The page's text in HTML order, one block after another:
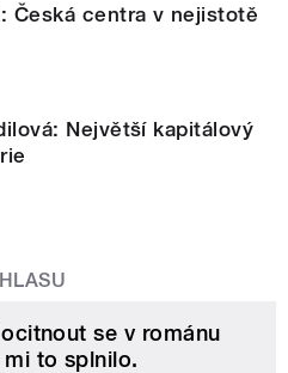
Česká centra v nejistotě
Největší kapitálový
se v románu
mi to splnilo.